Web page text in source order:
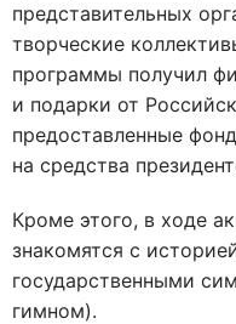
представительных
творческие
программы получил
и подарки от
предоставленные
на средства
Кроме этого, в ходе
знакомятся с
государственными
гимном).